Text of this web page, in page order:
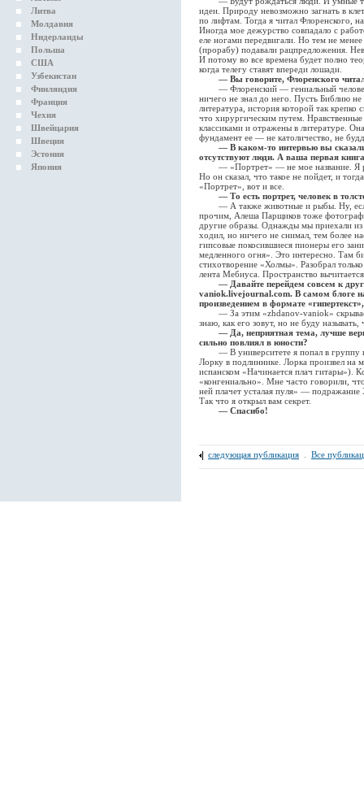
Литва
Молдавия
Нидерланды
Польша
США
Узбекистан
Финляндия
Франция
Чехия
Швейцария
Швеция
Эстония
Япония
идеи. Природу невозможно загнать в
по лифтам. Тогда я читал Флоренского,
Иногда мое дежурство совпадало с
еле ногами передвигали. Но тем не
(прорабу) подавали рацпредложения.
И потому во все времена будет полно
когда телегу ставят впереди лошади.
— Вы говорите, Флоренского
— Флоренский — гениальный человек
ничего не знал до него. Пусть Библию не
литература, история которой так крепко
что хирургическим путем.
классиками и отражены в литературе.
фундамент ее — не католичество, не
— В каком-то интервью вы
отсутствуют люди. А ваша первая
— «Портрет» — не мое название. Я
Но он сказал, что такое не пойдет, и
«Портрет», вот и все.
— То есть портрет, человек в
— А также животные и рыбы. Ну, если
прочим, Алеша Парщиков тоже
другие образы. Однажды мы приехали
ходил, но ничего не снимал, тем более
гипсовые покосившиеся пионеры его
медленного огня». Это интересно. Там
стихотворение «Холмы». Разобрал
лента Мебиуса. Пространство
— Давайте перейдем совсем к
vaniok.livejournal.com. В самом блоге
произведением в формате
— За этим «zhdanov-vaniok»
знаю, как его зовут, но не буду
— Да, неприятная тема, лучше
сильно повлиял в юности?
— В университете я попал в группу
Лорку в подлиннике. Лорка произвел на
испанском «Начинается плач гитары»).
«конгениально». Мне часто говорили,
ней плачет усталая пуля» —
Так что я открыл вам секрет.
— Спасибо!
следующая публикация Все